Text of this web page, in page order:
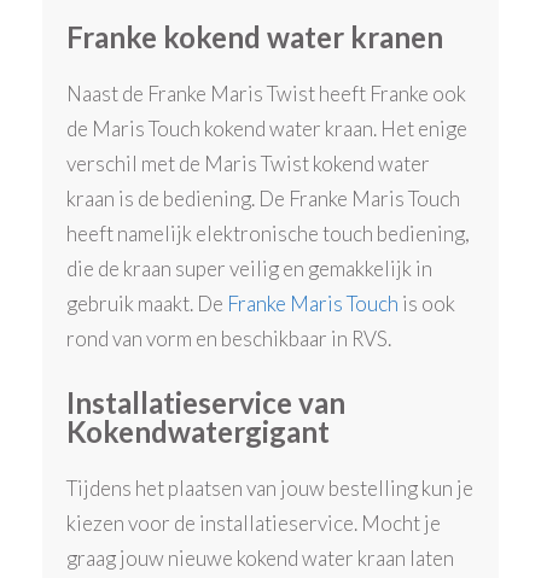
Franke kokend water kranen
Naast de Franke Maris Twist heeft Franke ook
de Maris Touch kokend water kraan. Het enige
verschil met de Maris Twist kokend water
kraan is de bediening. De Franke Maris Touch
heeft namelijk elektronische touch bediening,
die de kraan super veilig en gemakkelijk in
gebruik maakt. De Franke Maris Touch is ook
rond van vorm en beschikbaar in RVS.
Installatieservice van
Kokendwatergigant
Tijdens het plaatsen van jouw bestelling kun je
kiezen voor de installatieservice. Mocht je
graag jouw nieuwe kokend water kraan laten